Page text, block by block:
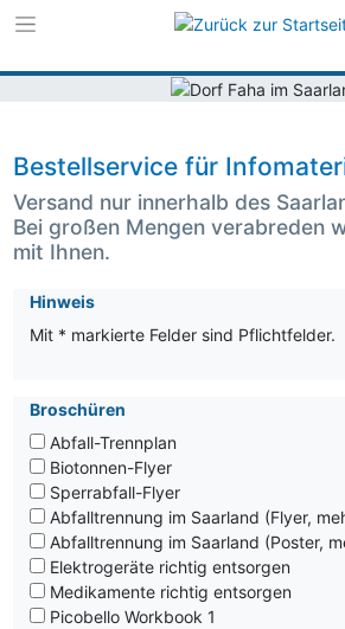
Zur
Bestellservice für
Versand nur innerhalb des
Bei großen Mengen verabreden
mit Ihnen.
Hinweis
Mit * markierte Felder sind Pflichtfelder.
Broschüren
Abfall-Trennplan
Biotonnen-Flyer
Sperrabfall-Flyer
Abfalltrennung im Saarland (Flyer,
Abfalltrennung im Saarland (Poster,
Elektrogeräte richtig entsorgen
Medikamente richtig entsorgen
Picobello Workbook 1